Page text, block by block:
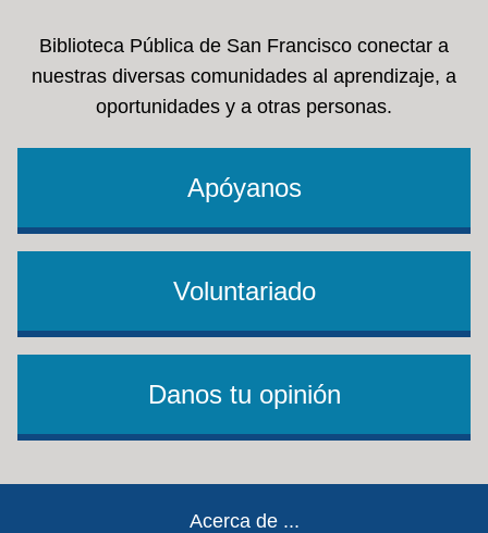
Biblioteca Pública de San Francisco conectar a
nuestras diversas comunidades al aprendizaje, a
oportunidades y a otras personas.
Apóyanos
Voluntariado
Danos tu opinión
Acerca de ...